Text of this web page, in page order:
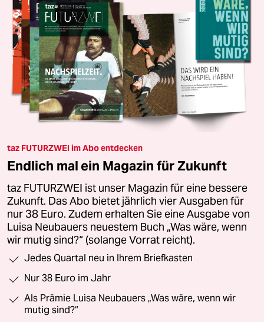
taz FUTURZWEI im Abo entdecken
Endlich mal ein Magazin für Zukunft
taz FUTURZWEI ist unser Magazin für eine bessere
Zukunft. Das Abo bietet jährlich vier Ausgaben für
nur 38 Euro. Zudem erhalten Sie eine Ausgabe von
Luisa Neubauers neuestem Buch „Was wäre, wenn
wir mutig sind?“ (solange Vorrat reicht).
Jedes Quartal neu in Ihrem Briefkasten
Nur 38 Euro im Jahr
Als Prämie Luisa Neubauers „Was wäre, wenn wir
mutig sind?“